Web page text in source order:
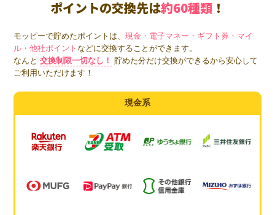
ポイントの交換先は約60種類 ！
モッピーで貯めたポイントは、現金・電子マネー・ギフト券・マイ
ル・他社ポイントなどに交換することができます。
なんと 交換制限一切なし！
貯めた分だけ交換ができるから安心して
ご利用いただけます！
現金系